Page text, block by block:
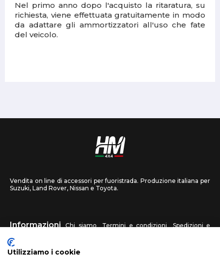
Nel primo anno dopo l'acquisto la ritaratura, su
richiesta, viene effettuata gratuitamente in modo
da adattare gli ammortizzatori all'uso che fate
del veicolo.
Vendita on line di accessori per fuoristrada. Produzione italiana per
Suzuki, Land Rover, Nissan e Toyota.
Informazioni Chi siamo Termini e condizioni
Spedizioni e
recessi
Utilizziamo i cookie